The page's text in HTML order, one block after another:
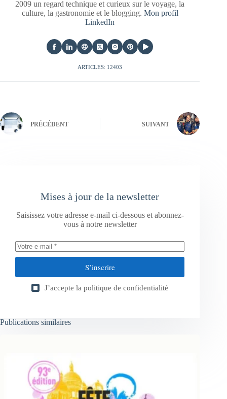
2009 un regard technique et curieux sur le voyage, la
culture, la gastronomie et le blogging. Mon profil
LinkedIn
ARTICLES: 12403
PRÉCÉDENT SUIVANT
Mises à jour de la newsletter
Saisissez votre adresse e-mail ci-dessous et abonnez-
vous à notre newsletter
S’inscrire
J’accepte la politique de confidentialité
Publications similaires